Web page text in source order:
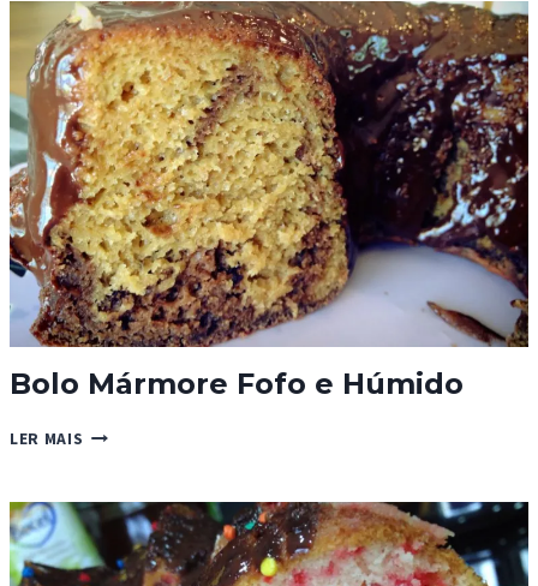
Bolo Mármore Fofo e Húmido
LER MAIS BOLO
E
HÚMIDO